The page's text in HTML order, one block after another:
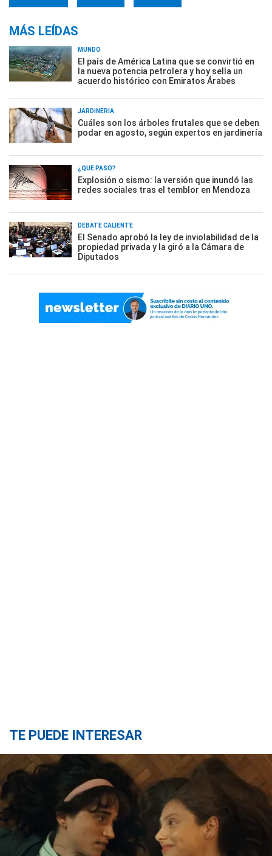
MÁS LEÍDAS
MUNDO
El país de América Latina que se convirtió en
la nueva potencia petrolera y hoy sella un
acuerdo histórico con Emiratos Árabes
JARDINERÍA
Cuáles son los árboles frutales que se deben
podar en agosto, según expertos en jardinería
¿QUÉ PASÓ?
Explosión o sismo: la versión que inundó las
redes sociales tras el temblor en Mendoza
DEBATE CALIENTE
El Senado aprobó la ley de inviolabilidad de la
propiedad privada y la giró a la Cámara de
Diputados
TE PUEDE INTERESAR